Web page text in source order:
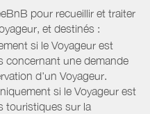
pour recueillir et traiter
et destinés :
si le Voyageur est
concernant une demande
d'un Voyageur.
si le Voyageur est
touristiques sur la